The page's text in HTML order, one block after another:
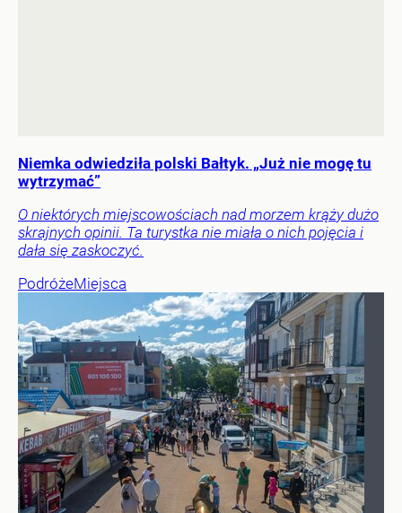
Niemka odwiedziła polski Bałtyk. „Już nie mogę tu
wytrzymać”
O niektórych miejscowościach nad morzem krąży dużo
skrajnych opinii. Ta turystka nie miała o nich pojęcia i
dała się zaskoczyć.
PodróżeMiejsca